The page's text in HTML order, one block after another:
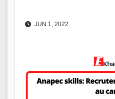
JUN 1, 2022